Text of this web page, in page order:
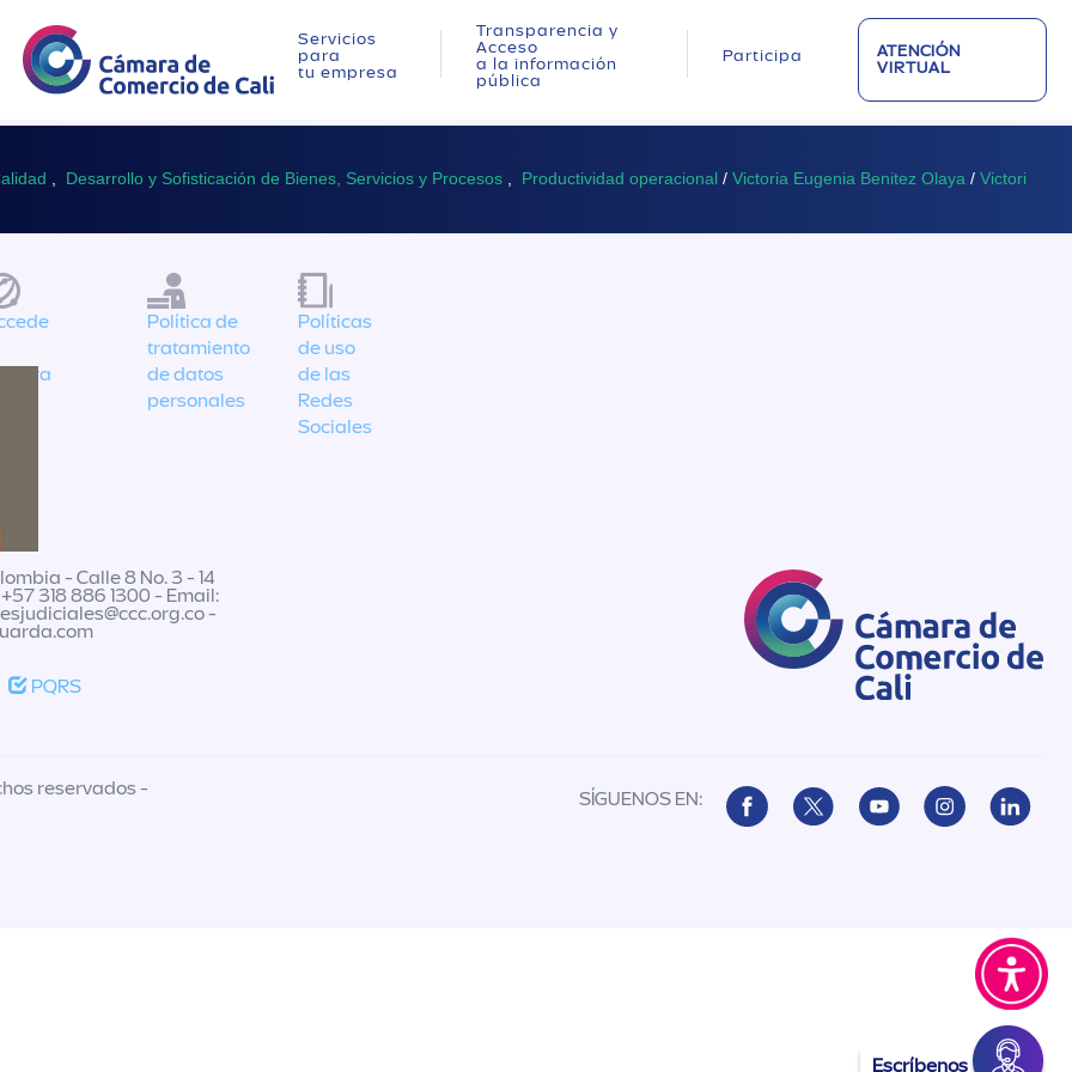
Servicios
para
tu empresa
Transparencia y
Acceso
a la información
pública
Participa
ATENCIÓN
VIRTUAL
Desarrollo y Sofisticación de Bienes, Servicios y Procesos Productividad operacional / Victoria Eugenia Benitez Olaya / Victori
Escríbenos
Política de
tratamiento
de datos
personales
Políticas
de uso
de las
Redes
Sociales
- Calle 8 No. 3 - 14
318 886 1300 - Email:
-
PQRS
reservados -
SÍGUENOS EN: